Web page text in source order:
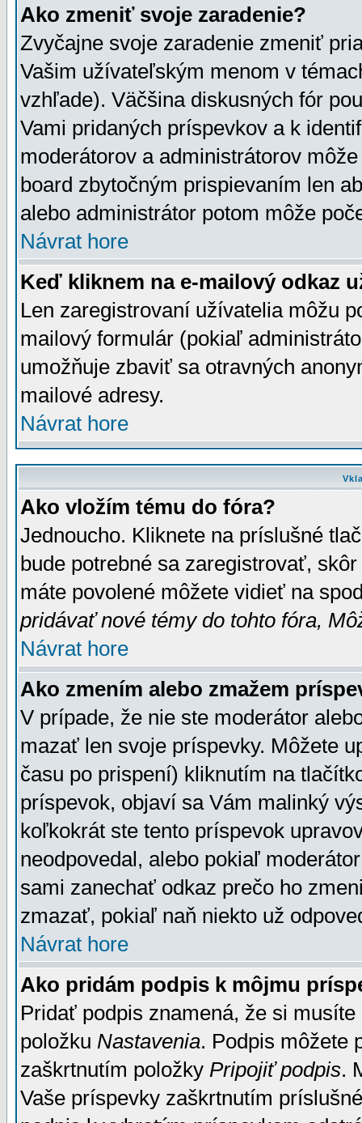
Ako zmeniť svoje zaradenie?
Zvyčajne svoje zaradenie zmeniť
Vašim užívateľským menom v
vzhľade). Väčšina diskusných fór
Vami pridaných príspevkov a k
moderátorov a administrátorov
board zbytočným prispievaním len
alebo administrátor potom môže
Návrat hore
Keď kliknem na e-mailový odkaz
Len zaregistrovaní užívatelia môžu
mailový formulár (pokiaľ
umožňuje zbaviť sa otravných
mailové adresy.
Návrat hore
Ako vložím tému do fóra?
Jednoucho. Kliknete na príslušné
bude potrebné sa zaregistrovať,
máte povolené môžete vidieť na
pridávať nové témy do tohto fóra,
Návrat hore
Ako zmením alebo zmažem
V prípade, že nie ste moderátor
mazať len svoje príspevky. Môžete
času po prispení) kliknutím na
príspevok, objaví sa Vám malinký
koľkokrát ste tento príspevok
neodpovedal, alebo pokiaľ
sami zanechať odkaz prečo ho
zmazať, pokiaľ naň niekto už
Návrat hore
Ako pridám podpis k môjmu
Pridať podpis znamená, že si
položku Nastavenia. Podpis môžete
zaškrtnutím položky Pripojiť podpis.
Vaše príspevky zaškrtnutím